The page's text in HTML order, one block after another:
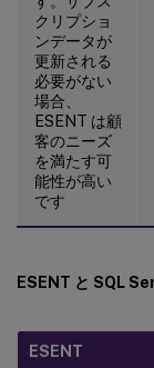
クリプショ
ンデータが
更新される
必要がない
場合、
ESENT は顧
客のニーズ
を満たす可
能性が高い
です
ESENT と SQL
ESENT